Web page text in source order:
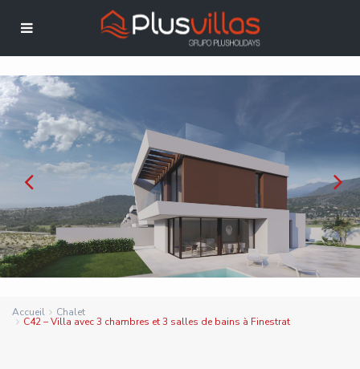
Accueil Chalet
C42 – Villa avec 3 chambres et 3 salles de bains à Finestrat